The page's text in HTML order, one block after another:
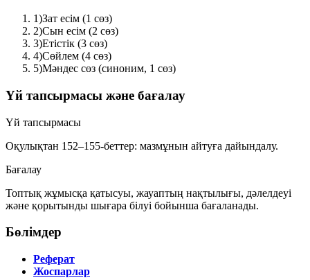
1)Зат есім (1 сөз)
2)Сын есім (2 сөз)
3)Етістік (3 сөз)
4)Сөйлем (4 сөз)
5)Мәндес сөз (синоним, 1 сөз)
Үй тапсырмасы және бағалау
Үй тапсырмасы
Оқулықтан 152–155-беттер: мазмұнын айтуға дайындалу.
Бағалау
Топтық жұмысқа қатысуы, жауаптың нақтылығы, дәлелдеуі
және қорытынды шығара білуі бойынша бағаланады.
Бөлімдер
Реферат
Жоспарлар